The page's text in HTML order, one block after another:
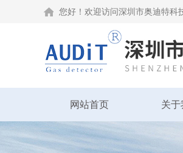
您好！欢迎访问深圳市奥迪特科
网站首页 关于